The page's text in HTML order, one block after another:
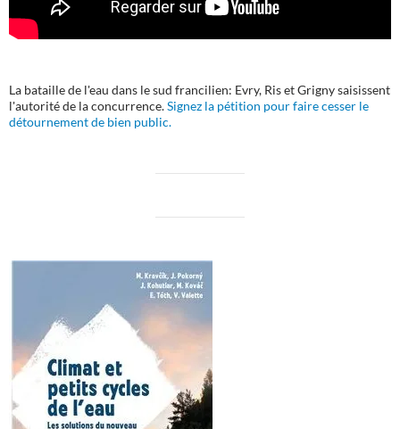
La bataille de l'eau dans le sud francilien: Evry, Ris et Grigny saisissent
l'autorité de la concurrence.Signez la pétition pour faire cesser le
détournement de bien public.